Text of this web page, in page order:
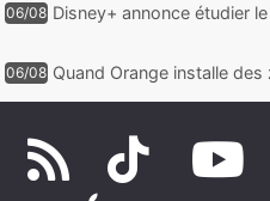
06/08 Disney+ annonce étudier
06/08 Quand Orange installe